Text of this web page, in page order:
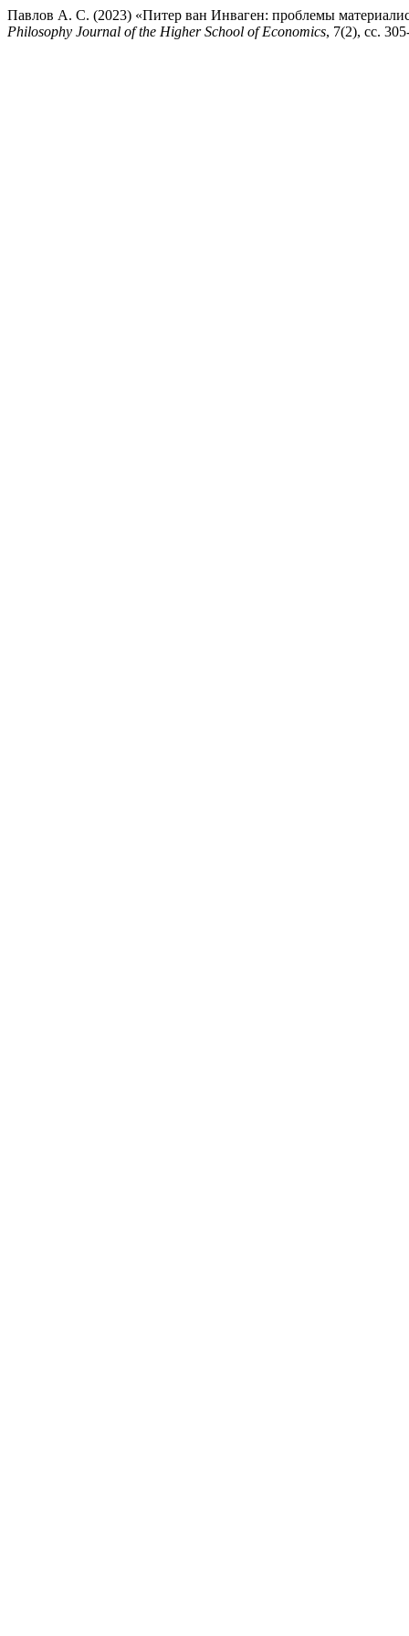
Павлов А. С. (2023) «Питер ван Инваген: проблемы
Philosophy Journal of the Higher School of Economics, 7(2), сс.